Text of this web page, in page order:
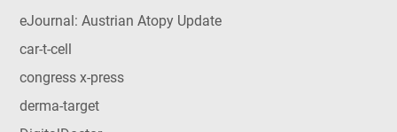
eJournal: Austrian Atopy Update
car-t-cell
congress x-press
derma-target